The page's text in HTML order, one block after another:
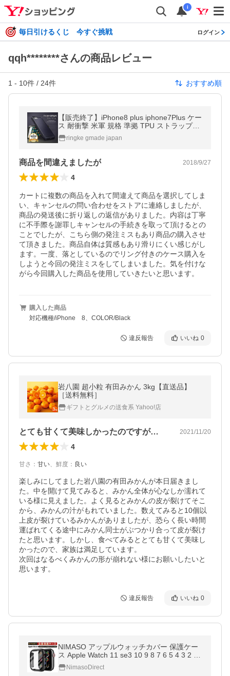
i
毎日引けるくじ 今すぐ挑戦 ログイン
qqh********さんの商品レビュー
1 - 10件 / 24件 おすすめ順
【販売終了】iPhone8 plus iphone7Plus ケー
ス 耐衝撃 米軍 規格 準拠 TPU ストラップホ
ール ハイブリット おしゃれ 軽量 スリム ス
マホケース カバー ONYX
ringke gmade japan
商品を間違えましたが 2018/9/27
4
カートに複数の商品を入れて間違えて商品を選択してしま
い、キャンセルの問い合わせをストアに連絡しましたが、
商品の発送後に折り返しの返信がありました。内容は丁寧
に不手際を謝罪しキャンセルの手続きを取って頂けるとの
ことでしたが、こちら側の発注ミスもあり商品の購入させ
て頂きました。商品自体は質感もあり滑りにくい感じがし
ます。一度、落としているのでリング付きのケース購入を
しようと今回の発注ミスをしてしまいました。気を付けな
がら今回購入した商品を使用していきたいと思います。
購入した商品
対応機種/iPhone 8、COLOR/Black
違反報告 いいね 0
岩八園 超小粒 有田みかん 3kg【直送品】
［送料無料］
ギフトとグルメの送食系 Yahoo!店
とても甘くて美味しかったのですが… 2021/11/20
4
甘さ ： 甘い、 鮮度 ： 良い
楽しみにしてました岩八園の有田みかんが本日届きまし
た。中を開けて見てみると、みかん全体が心なしか濡れて
いる様に見えました。よく見るとみかんの皮が裂けてそこ
から、みかんの汁がもれていました。数えてみると10個以
上皮が裂けているみかんがありましたが、恐らく長い時間
運ばれてくる途中にみかん同士がぶつかり合って皮が裂け
たと思います。しかし、食べてみるととても甘くて美味し
かったので、家族は満足しています。
次回はなるべくみかんの形が崩れない様にお願いしたいと
思います。
違反報告 いいね 0
NIMASO アップルウォッチカバー 保護ケー
ス Apple Watch 11 se3 10 9 8 7 6 5 4 3 2 1
高級 49mm 46mm 45mm 41mm 44mm 42m
m 40mm 38mm強化ガラス 一体感
NimasoDirect